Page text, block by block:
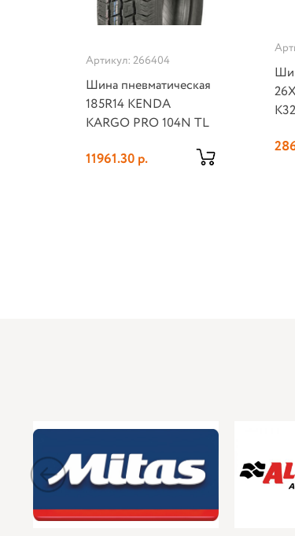
Артикул: 266404
Шина пневматическая
185R14 KENDA
KARGO PRO 104N TL
11961.30 р.